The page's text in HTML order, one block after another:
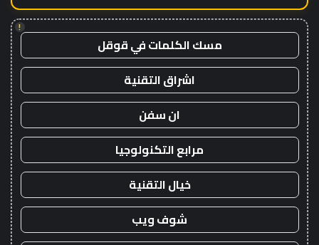
!
مسك الكلمات في قوقل
اشراق التقنية
ان سفن
مرابع التكنولوجيا
خيال التقنية
شوف ويب